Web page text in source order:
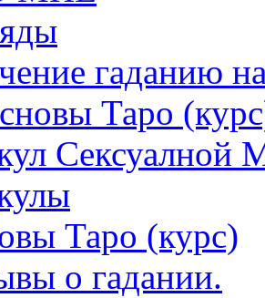
гаданию
Таро
Сексуалной
Таро (курс)
о гадании.